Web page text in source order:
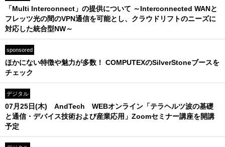
「Multi Interconnect」の提供について ～Interconnected WANと
フレッツ光の間のVPN通信を可能とし、クラウドリフトのニーズに
対応した統合型NW～
sponsored
ほかにない特徴や魅力が多数！ COMPUTEXのSilverStoneブースを
チェック
デジタル
07月25日(木) AndTech WEBオンライン「テラヘルツ波の基礎
と通信・デバイス技術および産業応用」Zoomセミナー講座を開講
予定